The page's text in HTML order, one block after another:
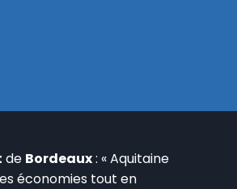
de Bordeaux: « Aquitaine
économies tout en